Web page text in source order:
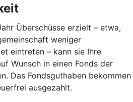
Überschüsse erzielt – etwa,
weniger
eintreten – kann sie Ihre
Wunsch in einen Fonds der
Das Fondsguthaben bekommen
ausgezahlt.